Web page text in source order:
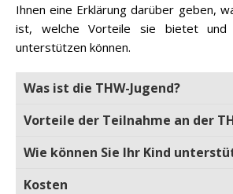
Ihnen eine Erklärung darüber geben,
ist, welche Vorteile sie bietet
unterstützen können.
Was ist die THW-Jugend?
Vorteile der Teilnahme an der
Wie können Sie Ihr Kind
Kosten